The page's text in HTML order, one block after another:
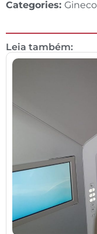
Categories:
Leia também: